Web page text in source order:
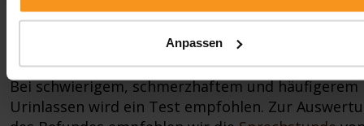
Anpassen
Prostata-Paket
Bei schwierigem, schmerzhaftem und häufigerem
Urinlassen wird ein Test empfohlen. Zur